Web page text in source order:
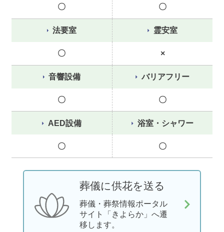
〇 〇
法要室
〇
霊安室
×
音響設備
〇
バリアフリー
〇
AED設備
〇
浴室・シャワー
〇
葬儀に供花を送る
葬儀・葬祭情報ポータル
サイト「きよらか」へ遷
移します。